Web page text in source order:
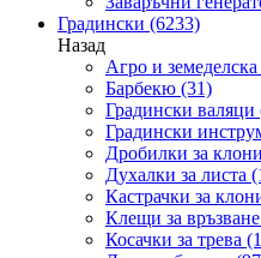
Градински (6233)
Назад
Агро и
Барбекю (31)
Градински валяци
Градински
Дробилки за клони
Духалки за листа
Кастрачки за
Клещи за
Косачки за трева